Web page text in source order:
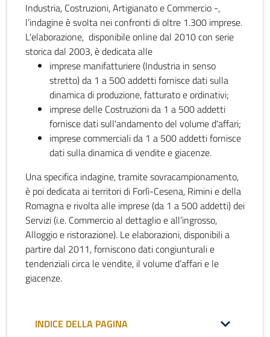
Industria, Costruzioni, Artigianato e Commercio -,
l’indagine è svolta nei confronti di oltre 1.300 imprese.
L'elaborazione, disponibile online dal 2010 con serie
storica dal 2003, è dedicata alle
imprese manifatturiere (Industria in senso
stretto) da 1 a 500 addetti fornisce dati sulla
dinamica di produzione, fatturato e ordinativi;
imprese delle Costruzioni da 1 a 500 addetti
fornisce dati sull'andamento del volume d'affari;
imprese commerciali da 1 a 500 addetti fornisce
dati sulla dinamica di vendite e giacenze.
Una specifica indagine, tramite sovracampionamento,
è poi dedicata ai territori di Forlì-Cesena, Rimini e della
Romagna e rivolta alle imprese (da 1 a 500 addetti) dei
Servizi (i.e. Commercio al dettaglio e all’ingrosso,
Alloggio e ristorazione). Le elaborazioni, disponibili a
partire dal 2011, forniscono dati congiunturali e
tendenziali circa le vendite, il volume d’affari e le
giacenze.
INDICE DELLA PAGINA